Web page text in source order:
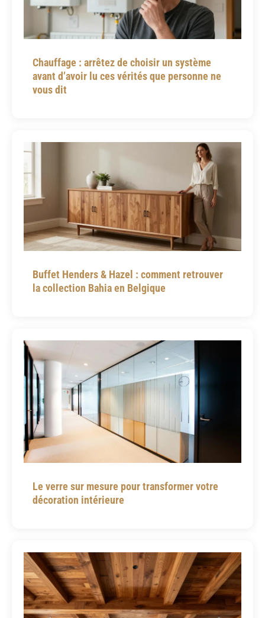
Chauffage : arrêtez de choisir un système
avant d’avoir lu ces vérités que personne ne
vous dit
Buffet Henders & Hazel : comment retrouver
la collection Bahia en Belgique
Le verre sur mesure pour transformer votre
décoration intérieure